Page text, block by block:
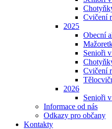
Cvičení
2025
Obecní
Senioři
Cvičení
2026
Senioři
Informace od nás
Odkazy pro občany
Kontakty